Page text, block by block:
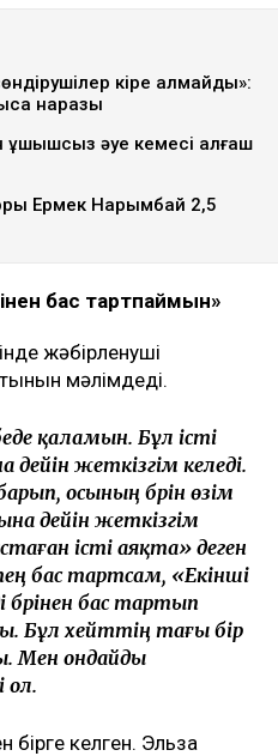
кіре алмайды»:
наразы
әуе кемесі алғаш
Ермек Нарымбай 2,5
бас тартпаймын»
жәбірленуші
мәлімдеді.
қаламын. Бұл істі
дейін жеткізгім келеді.
осының бәрін өзім
дейін жеткізгім
істі аяқта» деген
бас тартсам, «Екінші
бәрінен бас тартып
Бұл хейттің тағы бір
Мен ондайды
ол.
бірге келген. Эльза